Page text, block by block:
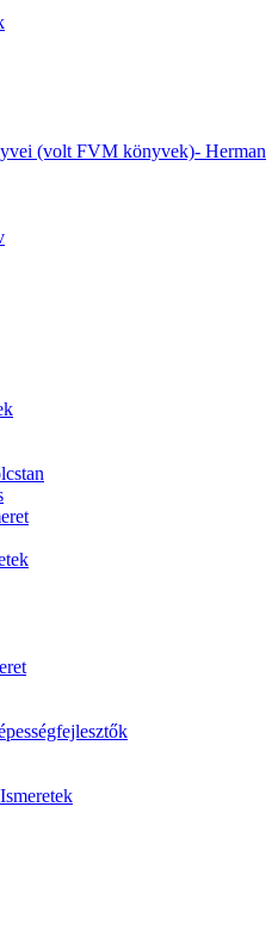
(volt FVM könyvek)- Herman